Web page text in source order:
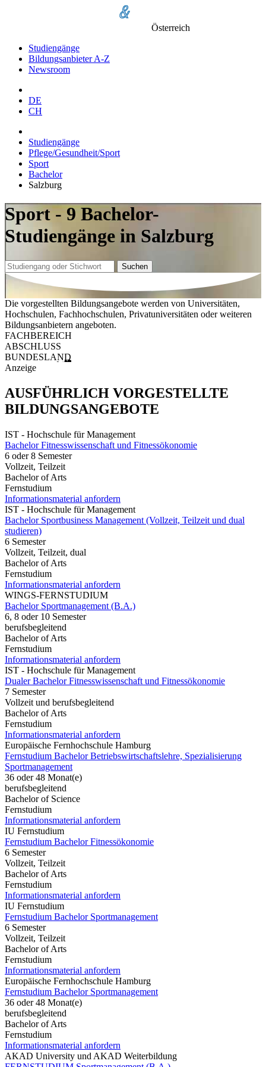
Österreich
Studiengänge
Bildungsanbieter A-Z
Newsroom
DE
CH
Studiengänge
Pflege/Gesundheit/Sport
Sport
Bachelor
Salzburg
Sport - 9 Bachelor-
Studiengänge in Salzburg
Suchen
Die vorgestellten Bildungsangebote werden von Universitäten,
Hochschulen, Fachhochschulen, Privatuniversitäten oder weiteren
Bildungsanbietern angeboten.
FACHBEREICH
ABSCHLUSS
BUNDESLAND
Anzeige
AUSFÜHRLICH VORGESTELLTE
BILDUNGSANGEBOTE
IST - Hochschule für Management
Bachelor Fitnesswissenschaft und Fitnessökonomie
6 oder 8 Semester
Vollzeit, Teilzeit
Bachelor of Arts
Fernstudium
Informationsmaterial anfordern
IST - Hochschule für Management
Bachelor Sportbusiness Management (Vollzeit, Teilzeit und dual
studieren)
6 Semester
Vollzeit, Teilzeit, dual
Bachelor of Arts
Fernstudium
Informationsmaterial anfordern
WINGS-FERNSTUDIUM
Bachelor Sportmanagement (B.A.)
6, 8 oder 10 Semester
berufsbegleitend
Bachelor of Arts
Fernstudium
Informationsmaterial anfordern
IST - Hochschule für Management
Dualer Bachelor Fitnesswissenschaft und Fitnessökonomie
7 Semester
Vollzeit und berufsbegleitend
Bachelor of Arts
Fernstudium
Informationsmaterial anfordern
Europäische Fernhochschule Hamburg
Fernstudium Bachelor Betriebswirtschaftslehre, Spezialisierung
Sportmanagement
36 oder 48 Monat(e)
berufsbegleitend
Bachelor of Science
Fernstudium
Informationsmaterial anfordern
IU Fernstudium
Fernstudium Bachelor Fitnessökonomie
6 Semester
Vollzeit, Teilzeit
Bachelor of Arts
Fernstudium
Informationsmaterial anfordern
IU Fernstudium
Fernstudium Bachelor Sportmanagement
6 Semester
Vollzeit, Teilzeit
Bachelor of Arts
Fernstudium
Informationsmaterial anfordern
Europäische Fernhochschule Hamburg
Fernstudium Bachelor Sportmanagement
36 oder 48 Monat(e)
berufsbegleitend
Bachelor of Arts
Fernstudium
Informationsmaterial anfordern
AKAD University und AKAD Weiterbildung